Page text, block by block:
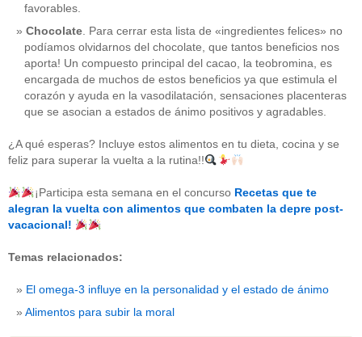
CATEGORÍAS
acido-folico (4)
alergias(3)
alimentos(22)
alimentos-perjudiaciales (17)
antioxidantes (6)
beneficios-salud(53)
calcio
corazon(1)
dietas(10)
embarazo
favorables.
Chocolate. Para cerrar esta lista de «ingredientes felices» no
podíamos olvidarnos del chocolate, que tantos beneficios nos
aporta! Un compuesto principal del cacao, la teobromina, es
encargada de muchos de estos beneficios ya que estimula el
corazón y ayuda en la vasodilatación, sensaciones placenteras
que se asocian a estados de ánimo positivos y agradables.
¿A qué esperas? Incluye estos alimentos en tu dieta, cocina y se
feliz para superar la vuelta a la rutina!!
¡Participa esta semana en el concurso Recetas que te
alegran la vuelta con alimentos que combaten la depre post-
vacacional!
Temas relacionados:
El omega-3 influye en la personalidad y el estado de ánimo
Alimentos para subir la moral